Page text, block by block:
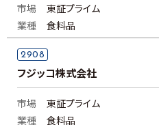
市場
東証プライム
業種
食料品
2908
フジッコ株式会社
市場
東証プライム
業種
食料品